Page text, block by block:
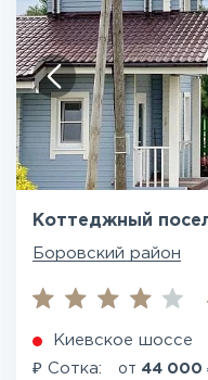
Коттеджный
Боровский район
Киевское шоссе
₽ Сотка: от 44 000